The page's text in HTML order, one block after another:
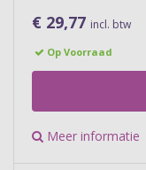
€ 29,77 incl. btw
Op Voorraad
Meer informatie